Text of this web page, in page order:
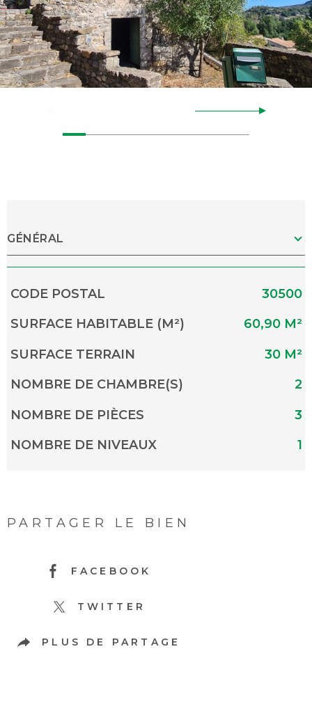
GÉNÉRAL
Caractérisque Valeurs
CODE POSTAL
30500
SURFACE HABITABLE (M²)
60,90 M²
SURFACE TERRAIN
30 M²
NOMBRE DE CHAMBRE(S)
2
NOMBRE DE PIÈCES
3
NOMBRE DE NIVEAUX
1
PARTAGER LE BIEN
FACEBOOK
TWITTER
PLUS DE PARTAGE